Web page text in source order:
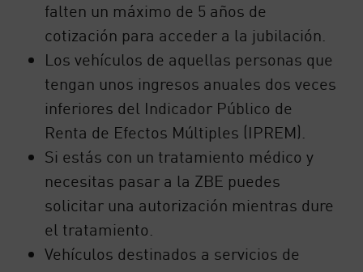
falten un máximo de 5 años de
cotización para acceder a la jubilación.
Los vehículos de aquellas personas que
tengan unos ingresos anuales dos veces
inferiores del Indicador Público de
Renta de Efectos Múltiples (IPREM).
Si estás con un tratamiento médico y
necesitas pasar a la ZBE puedes
solicitar una autorización mientras dure
el tratamiento.
Vehículos destinados a servicios de